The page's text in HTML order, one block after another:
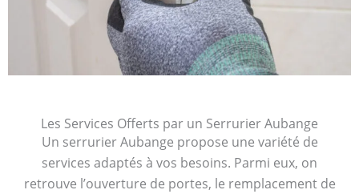
Les Services Offerts par un Serrurier Aubange
Un serrurier Aubange propose une variété de
services adaptés à vos besoins. Parmi eux, on
retrouve l’ouverture de portes, le remplacement de